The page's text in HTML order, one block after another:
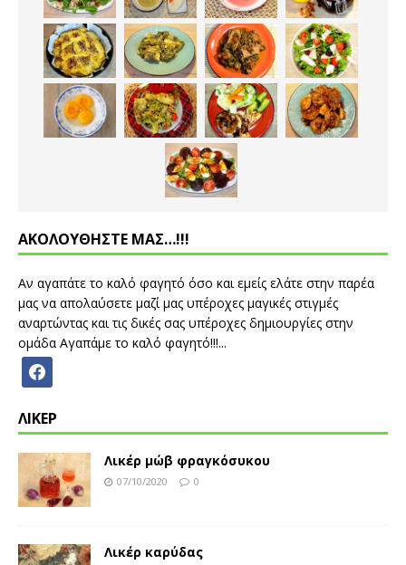
ΑΚΟΛΟΥΘΗΣΤΕ ΜΑΣ…!!!
Αν αγαπάτε το καλό φαγητό όσο και εμείς ελάτε στην παρέα
μας να απολαύσετε μαζί μας υπέροχες μαγικές στιγμές
αναρτώντας και τις δικές σας υπέροχες δημιουργίες στην
ομάδα Αγαπάμε το καλό φαγητό!!!...
ΛΙΚΕΡ
Λικέρ μώβ φραγκόσυκου
07/10/2020 0
Λικέρ καρύδας